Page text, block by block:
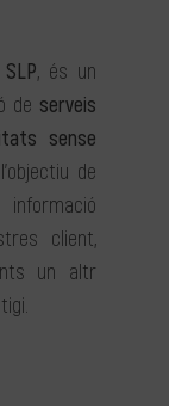
, és un
de serveis
sense
de
client,
un altr